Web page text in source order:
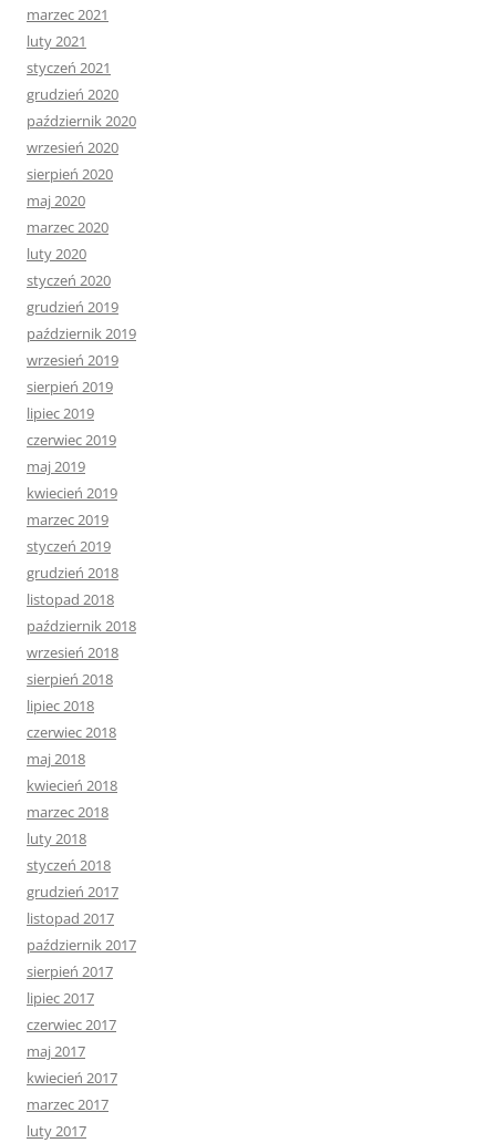
marzec 2021
luty 2021
styczeń 2021
grudzień 2020
październik 2020
wrzesień 2020
sierpień 2020
maj 2020
marzec 2020
luty 2020
styczeń 2020
grudzień 2019
październik 2019
wrzesień 2019
sierpień 2019
lipiec 2019
czerwiec 2019
maj 2019
kwiecień 2019
marzec 2019
styczeń 2019
grudzień 2018
listopad 2018
październik 2018
wrzesień 2018
sierpień 2018
lipiec 2018
czerwiec 2018
maj 2018
kwiecień 2018
marzec 2018
luty 2018
styczeń 2018
grudzień 2017
listopad 2017
październik 2017
sierpień 2017
lipiec 2017
czerwiec 2017
maj 2017
kwiecień 2017
marzec 2017
luty 2017